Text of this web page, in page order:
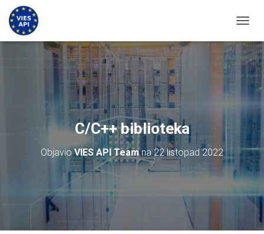
C/C++ biblioteka
ObjavioVIES API Teamna22 listopad 2022